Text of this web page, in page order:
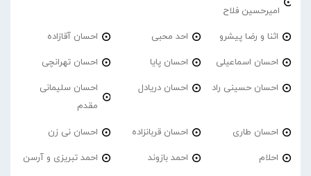
امیرحسین فلاح
اثنا و رضا پیشرو احد محبی احسان آقازاده
احسان اسماعیلی احسان پایا احسان تهرانچی
احسان حسینی راد احسان دریادل
احسان سلیمانی
مقدم
احسان طاری احسان قربانزاده احسان نی زن
احلام احمد بازوند احمد تبریزی و آرسن